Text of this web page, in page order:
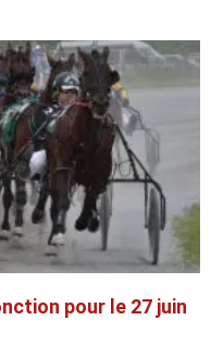
pour le 27 juin